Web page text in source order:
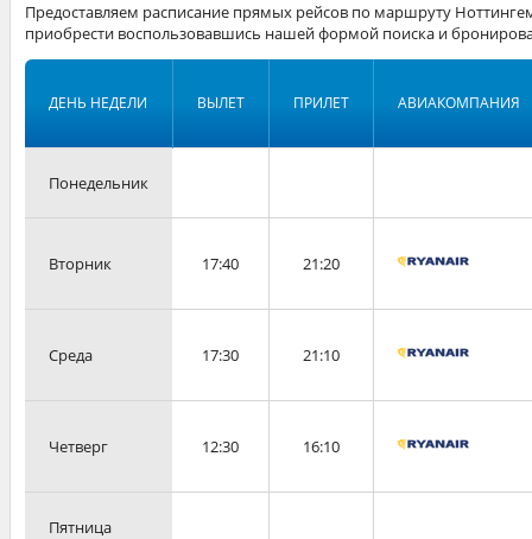
Предоставляем расписание прямых рейсов по маршруту
приобрести воспользовавшись нашей формой поиска и
ДЕНЬ НЕДЕЛИ ВЫЛЕТ ПРИЛЕТ АВИАКОМПАНИЯ
Понедельник
Вторник 17:40 21:20
Среда 17:30 21:10
Четверг 12:30 16:10
Пятница